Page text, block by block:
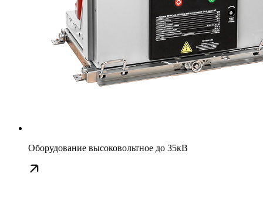
Оборудование высоковольтное до 35кВ